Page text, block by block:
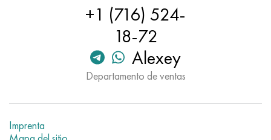
+1 (716) 524-
18-72
Alexey
Departamento de ventas
Imprenta